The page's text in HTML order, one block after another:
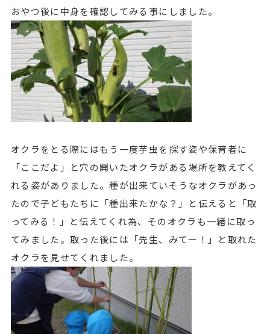
おやつ後に中身を確認してみる事にしました。
オクラをとる際にはもう一度芋虫を探す姿や保育者に
「ここだよ」と穴の開いたオクラがある場所を教えてく
れる姿がありました。種が出来ていそうなオクラがあっ
たので子どもたちに「種出来たかな？」と伝えると「取
ってみる！」と伝えてくれ為、そのオクラも一緒に取っ
てみました。取った後には「先生、みてー！」と取れた
オクラを見せてくれました。